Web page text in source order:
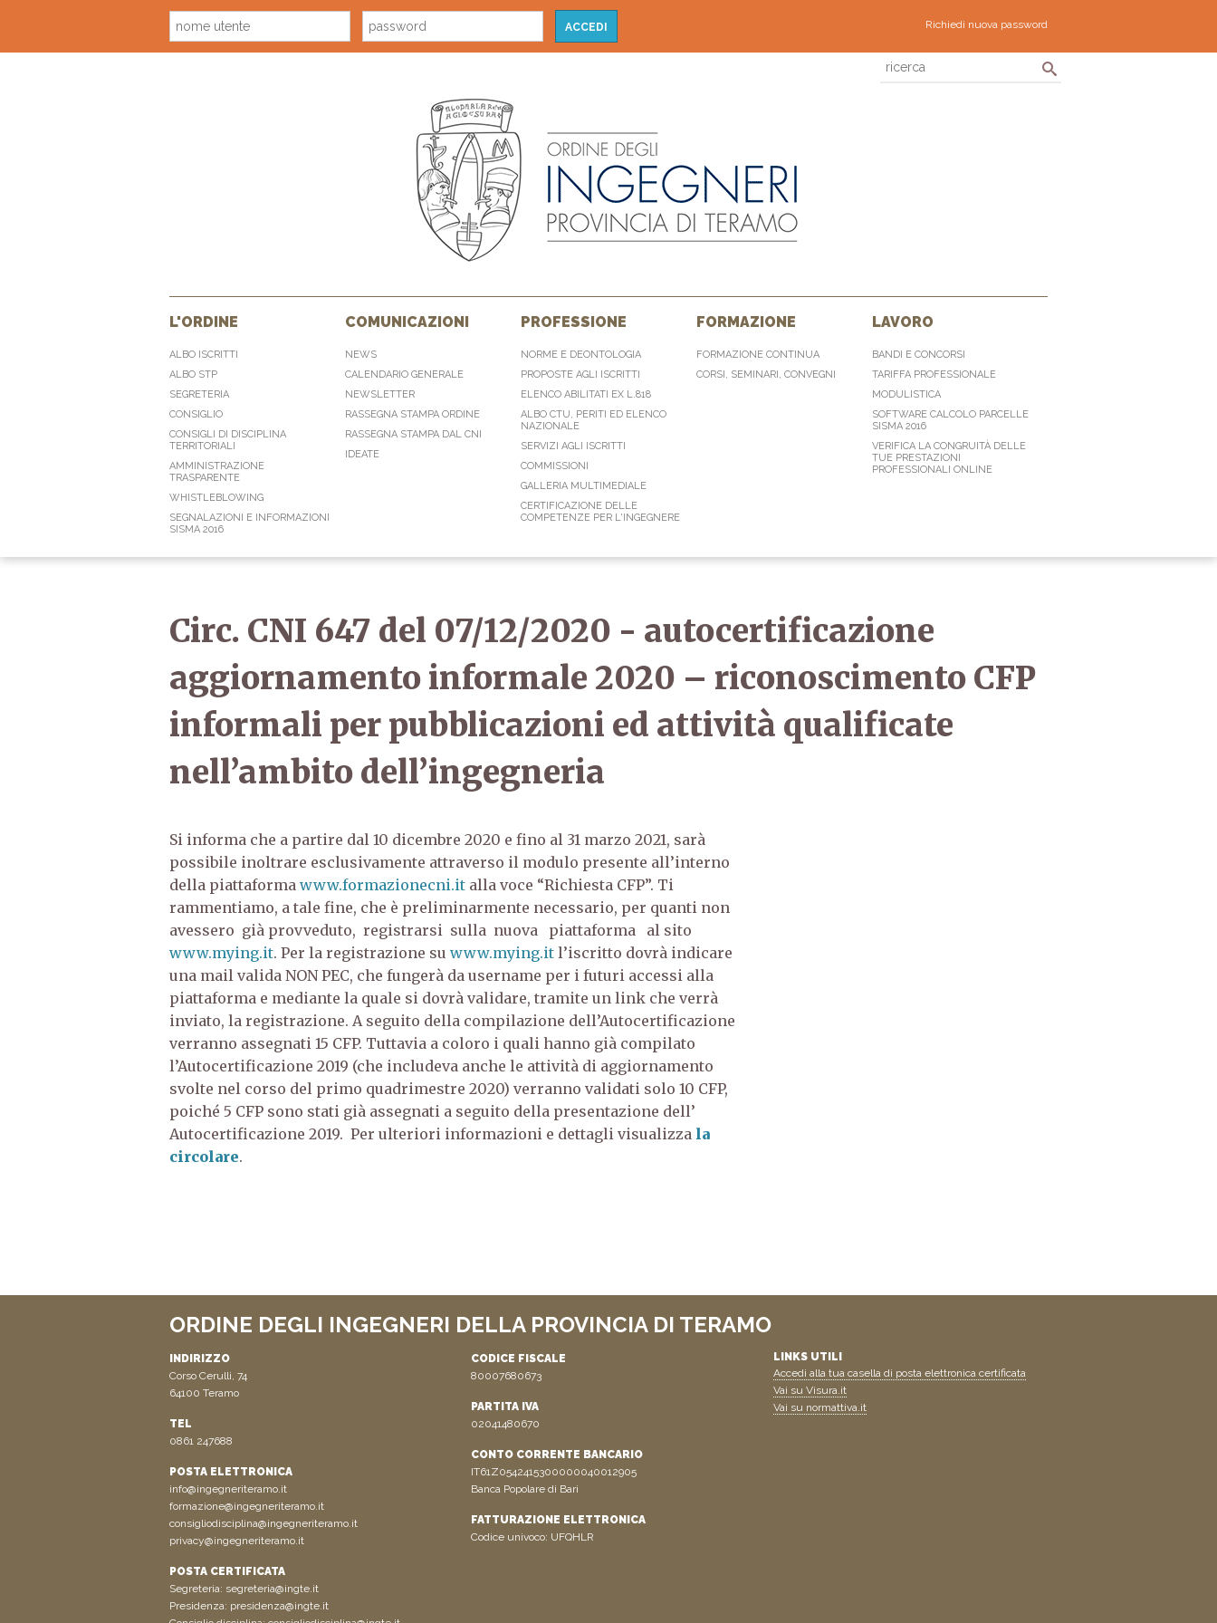
Richiedi nuova password
L'ORDINE
ALBO ISCRITTI
ALBO STP
SEGRETERIA
CONSIGLIO
CONSIGLI DI DISCIPLINA
TERRITORIALI
AMMINISTRAZIONE
TRASPARENTE
WHISTLEBLOWING
SEGNALAZIONI E INFORMAZIONI
SISMA 2016
COMUNICAZIONI
NEWS
CALENDARIO GENERALE
NEWSLETTER
RASSEGNA STAMPA ORDINE
RASSEGNA STAMPA DAL CNI
IDEATE
PROFESSIONE
NORME E DEONTOLOGIA
PROPOSTE AGLI ISCRITTI
ELENCO ABILITATI EX L.818
ALBO CTU, PERITI ED ELENCO
NAZIONALE
SERVIZI AGLI ISCRITTI
COMMISSIONI
GALLERIA MULTIMEDIALE
CERTIFICAZIONE DELLE
COMPETENZE PER L'INGEGNERE
FORMAZIONE
FORMAZIONE CONTINUA
CORSI, SEMINARI, CONVEGNI
LAVORO
BANDI E CONCORSI
TARIFFA PROFESSIONALE
MODULISTICA
SOFTWARE CALCOLO PARCELLE
SISMA 2016
VERIFICA LA CONGRUITÀ DELLE
TUE PRESTAZIONI
PROFESSIONALI ONLINE
Circ. CNI 647 del 07/12/2020 - autocertificazione
aggiornamento informale 2020 – riconoscimento CFP
informali per pubblicazioni ed attività qualificate
nell’ambito dell’ingegneria
Si informa che a partire dal 10 dicembre 2020 e fino al 31 marzo 2021, sarà
possibile inoltrare esclusivamente attraverso il modulo presente all’interno
della piattaforma www.formazionecni.it alla voce “Richiesta CFP”. Ti
rammentiamo, a tale fine, che è preliminarmente necessario, per quanti non
avessero già provveduto, registrarsi sulla nuova piattaforma al sito
www.mying.it. Per la registrazione su www.mying.it l’iscritto dovrà indicare
una mail valida NON PEC, che fungerà da username per i futuri accessi alla
piattaforma e mediante la quale si dovrà validare, tramite un link che verrà
inviato, la registrazione. A seguito della compilazione dell’Autocertificazione
verranno assegnati 15 CFP. Tuttavia a coloro i quali hanno già compilato
l’Autocertificazione 2019 (che includeva anche le attività di aggiornamento
svolte nel corso del primo quadrimestre 2020) verranno validati solo 10 CFP,
poiché 5 CFP sono stati già assegnati a seguito della presentazione dell’
Autocertificazione 2019. Per ulteriori informazioni e dettagli visualizza la
circolare.
ORDINE DEGLI INGEGNERI DELLA PROVINCIA DI TERAMO
INDIRIZZO
Corso Cerulli, 74
64100 Teramo
TEL
0861 247688
POSTA ELETTRONICA
info@ingegneriteramo.it
formazione@ingegneriteramo.it
consigliodisciplina@ingegneriteramo.it
privacy@ingegneriteramo.it
POSTA CERTIFICATA
Segreteria: segreteria@ingte.it
Presidenza: presidenza@ingte.it
CODICE FISCALE
80007680673
PARTITA IVA
02041480670
CONTO CORRENTE BANCARIO
IT61Z0542415300000040012905
Banca Popolare di Bari
FATTURAZIONE ELETTRONICA
Codice univoco: UFQHLR
LINKS UTILI
Accedi alla tua casella di posta elettronica certificata
Vai su Visura.it
Vai su normattiva.it